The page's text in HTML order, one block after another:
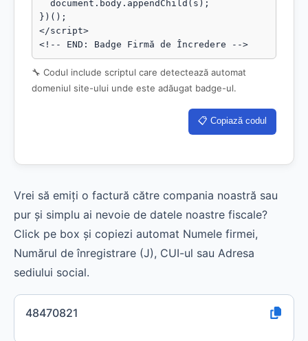
})();
</script>
<!-- END: Badge Firmă de Încredere -->
🔧 Codul include scriptul care detectează automat
domeniul site-ului unde este adăugat badge-ul.
📋 Copiază codul
Vrei să emiți o factură către compania noastră sau
pur și simplu ai nevoie de datele noastre fiscale?
Click pe box și copiezi automat Numele firmei,
Numărul de înregistrare (J), CUI-ul sau Adresa
sediului social.
48470821